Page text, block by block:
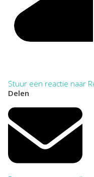
Stuur een reactie naar
Delen